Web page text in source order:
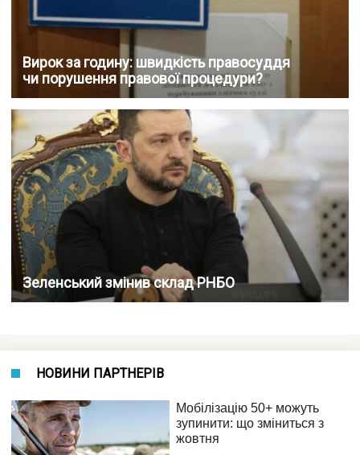
Вирок за годину: швидкість правосуддя
чи порушення правової процедури?
Зеленський змінив склад РНБО
НОВИНИ ПАРТНЕРІВ